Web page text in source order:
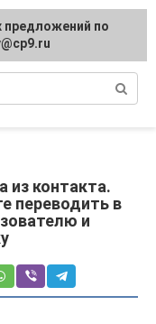
из контакта.
переводить в
и
по